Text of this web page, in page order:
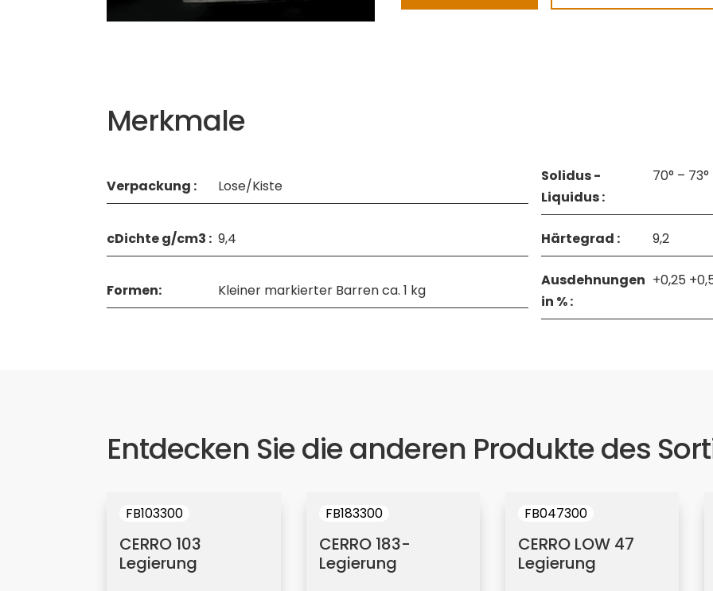
Merkmale
Verpackung : Lose/Kiste
Solidus -
Liquidus :
70° – 73°
cDichte g/cm3 : 9,4 Härtegrad : 9,2
Formen: Kleiner markierter Barren ca. 1 kg
Ausdehnungen
in % :
+0,25
Entdecken Sie die anderen Produkte des
FB103300
CERRO 103
Legierung
FB183300
CERRO 183-
Legierung
FB047300
CERRO LOW 47
Legierung